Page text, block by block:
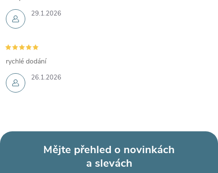
29.1.2026
26.1.2026
rychlé dodání
Mějte přehled o novinkách
a slevách